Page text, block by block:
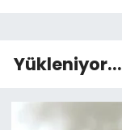
Yükleniyor...